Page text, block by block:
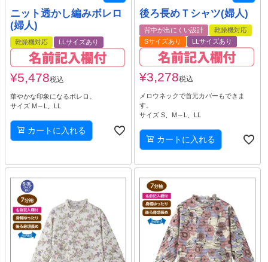
ニット透かし編みボレロ
(婦人)
乾燥機対応 LLサイズあり
¥5,478税込
華やかな印象になるボレロ。
サイズ M～L、LL
カートに入れる
後ろ長めＴシャツ(婦人)
背中が出にくい設計
乾燥機対応
Sサイズあり
LLサイズあり
¥3,278税込
メロウネックで首元カバーもできま
す。
サイズ S、M～L、LL
カートに入れる